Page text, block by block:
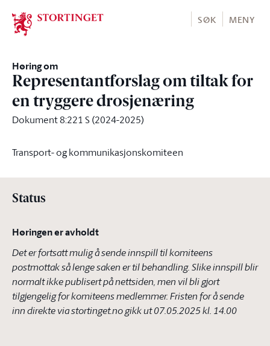
Stortinget.no
SØK MENY
Høring om
Representantforslag om tiltak for
en tryggere drosjenæring
Dokument 8:221 S (2024-2025)
Transport- og kommunikasjonskomiteen
Status
Høringen er avholdt
Det er fortsatt mulig å sende innspill til komiteens
postmottak så lenge saken er til behandling. Slike innspill blir
normalt ikke publisert på nettsiden, men vil bli gjort
tilgjengelig for komiteens medlemmer. Fristen for å sende
inn direkte via stortinget.no gikk ut07.05.2025 kl. 14.00